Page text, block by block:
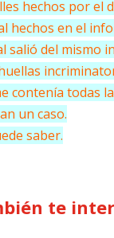
hechos por el
hechos en el
salió del mismo
contenía todas
un caso.
saber.
te